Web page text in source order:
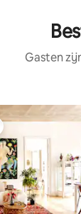
Gasten